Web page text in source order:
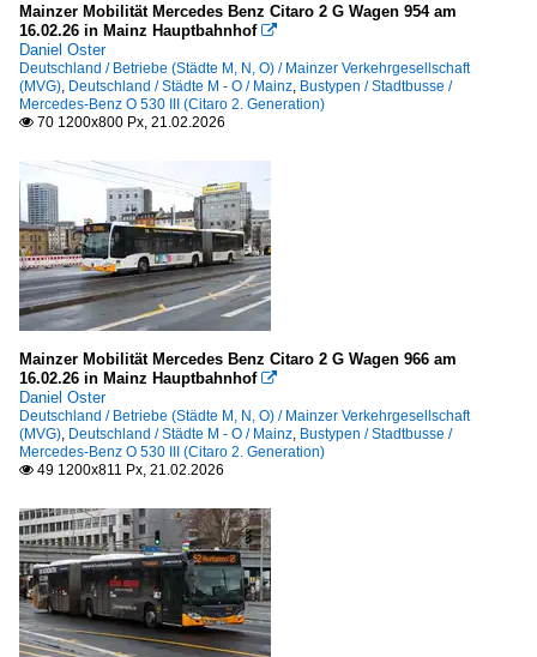
Mainzer Mobilität Mercedes Benz Citaro 2 G Wagen 954 am
16.02.26 in Mainz Hauptbahnhof 
Daniel Oster
Deutschland / Betriebe (Städte M, N, O) / Mainzer Verkehrgesellschaft
(MVG), Deutschland / Städte M - O / Mainz, Bustypen / Stadtbusse /
Mercedes-Benz O 530 III (Citaro 2. Generation)
 70 1200x800 Px, 21.02.2026
Mainzer Mobilität Mercedes Benz Citaro 2 G Wagen 966 am
16.02.26 in Mainz Hauptbahnhof 
Daniel Oster
Deutschland / Betriebe (Städte M, N, O) / Mainzer Verkehrgesellschaft
(MVG), Deutschland / Städte M - O / Mainz, Bustypen / Stadtbusse /
Mercedes-Benz O 530 III (Citaro 2. Generation)
 49 1200x811 Px, 21.02.2026